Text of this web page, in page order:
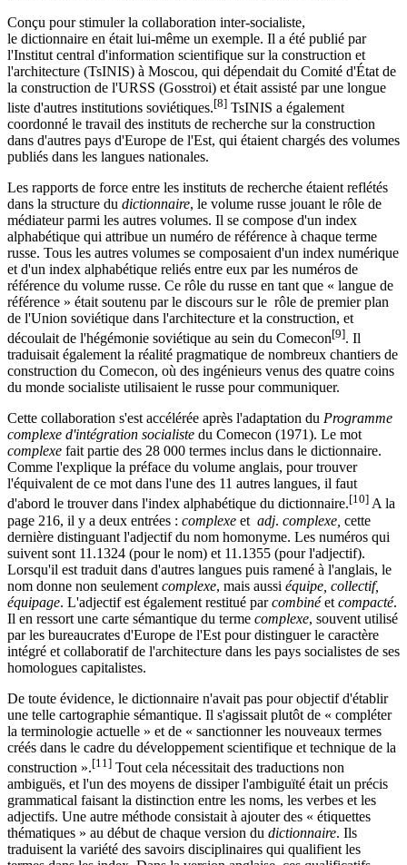
Conçu pour stimuler la collaboration inter-socialiste,
le dictionnaire en était lui-même un exemple. Il a été publié par
l'Institut central d'information scientifique sur la construction et
l'architecture (TsINIS) à Moscou, qui dépendait du Comité d'État de
la construction de l'URSS (Gosstroi) et était assisté par une longue
liste d'autres institutions soviétiques.[8] TsINIS a également
coordonné le travail des instituts de recherche sur la construction
dans d'autres pays d'Europe de l'Est, qui étaient chargés des volumes
publiés dans les langues nationales.
Les rapports de force entre les instituts de recherche étaient reflétés
dans la structure du dictionnaire, le volume russe jouant le rôle de
médiateur parmi les autres volumes. Il se compose d'un index
alphabétique qui attribue un numéro de référence à chaque terme
russe. Tous les autres volumes se composaient d'un index numérique
et d'un index alphabétique reliés entre eux par les numéros de
référence du volume russe. Ce rôle du russe en tant que « langue de
référence » était soutenu par le discours sur le rôle de premier plan
de l'Union soviétique dans l'architecture et la construction, et
découlait de l'hégémonie soviétique au sein du Comecon[9]. Il
traduisait également la réalité pragmatique de nombreux chantiers de
construction du Comecon, où des ingénieurs venus des quatre coins
du monde socialiste utilisaient le russe pour communiquer.
Cette collaboration s'est accélérée après l'adaptation du Programme
complexe d'intégration socialiste du Comecon (1971). Le mot
complexe fait partie des 28 000 termes inclus dans le dictionnaire.
Comme l'explique la préface du volume anglais, pour trouver
l'équivalent de ce mot dans l'une des 11 autres langues, il faut
d'abord le trouver dans l'index alphabétique du dictionnaire.[10] A la
page 216, il y a deux entrées : complexe et adj. complexe, cette
dernière distinguant l'adjectif du nom homonyme. Les numéros qui
suivent sont 11.1324 (pour le nom) et 11.1355 (pour l'adjectif).
Lorsqu'il est traduit dans d'autres langues puis ramené à l'anglais, le
nom donne non seulement complexe, mais aussi équipe, collectif,
équipage. L'adjectif est également restitué parcombinéet compacté.
Il en ressort une carte sémantique du terme complexe, souvent utilisé
par les bureaucrates d'Europe de l'Est pour distinguer le caractère
intégré et collaboratif de l'architecture dans les pays socialistes de ses
homologues capitalistes.
De toute évidence, le dictionnaire n'avait pas pour objectif d'établir
une telle cartographie sémantique. Il s'agissait plutôt de « compléter
la terminologie actuelle » et de « sanctionnerles nouveaux termes
créés dans le cadre du développement scientifique et technique de la
construction ».[11] Tout cela nécessitait des traductions non
ambiguës, et l'un des moyens de dissiper l'ambiguïté était un précis
grammatical faisant la distinction entre les noms, les verbes et les
adjectifs. Une autre méthode consistait à ajouter des « étiquettes
thématiques » au début de chaque version du dictionnaire. Ils
traduisent la variété des savoirs disciplinaires qui qualifient les